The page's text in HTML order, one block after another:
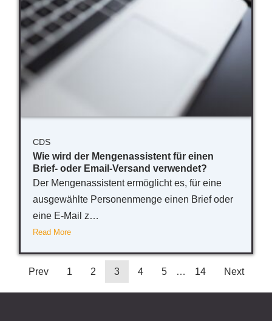
CDS
Wie wird der Mengenassistent für einen
Brief- oder Email-Versand verwendet?
Der Mengenassistent ermöglicht es, für eine
ausgewählte Personenmenge einen Brief oder
eine E-Mail z…
Read More
Prev 1 2 3 4 5 … 14 Next